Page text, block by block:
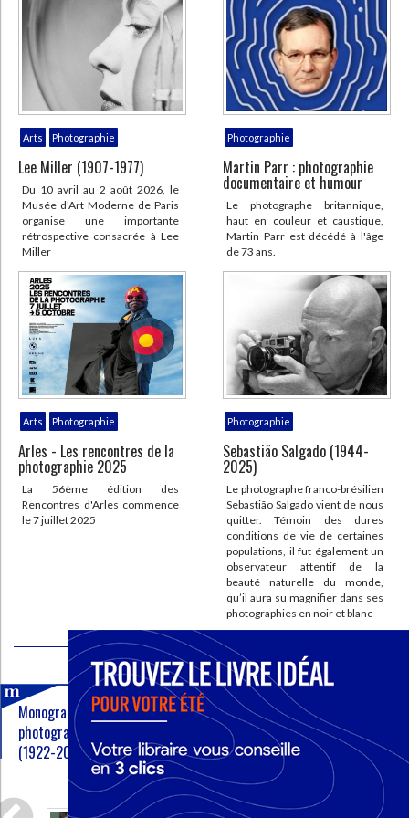
CHARGEMENT...
Arts Photographie
Lee Miller (1907-1977)
Du 10 avril au 2 août 2026, le
Musée d'Art Moderne de Paris
organise une importante
rétrospective consacrée à Lee
Miller
Photographie
Martin Parr : photographie
documentaire et humour
Le photographe britannique,
haut en couleur et caustique,
Martin Parr est décédé à l'âge
de 73 ans.
Arts Photographie
Arles - Les rencontres de la
photographie 2025
La 56ème édition des
Rencontres d'Arles commence
le 7 juillet 2025
Photographie
Sebastião Salgado (1944-
2025)
Le photographe franco-brésilien
Sebastião Salgado vient de nous
quitter. Témoin des dures
conditions de vie de certaines
populations, il fut également un
observateur attentif de la
beauté naturelle du monde,
qu’il aura su magnifier dans ses
photographies en noir et blanc
COUPS DE CŒUR DES LIBRAIRES
Monographie consacrée au
photographe Louis Stettner
(1922-2016)
Lire la suite
Ce livre présente une collection
d'images constituée par Marion
et Philippe Jacquier.
Lire la suite